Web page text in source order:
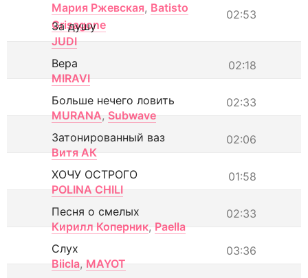
Мария Ржевская, Batisto
Grisagone
02:53
За душу
JUDI
02:18
Вера
MIRAVI
02:33
Больше нечего ловить
MURANA, Subwave
02:06
Затонированный ваз
Витя АК
01:58
ХОЧУ ОСТРОГО
POLINA CHILI
02:33
Песня о смелых
Кирилл Коперник, Paella
03:36
Слух
Biicla, MAYOT